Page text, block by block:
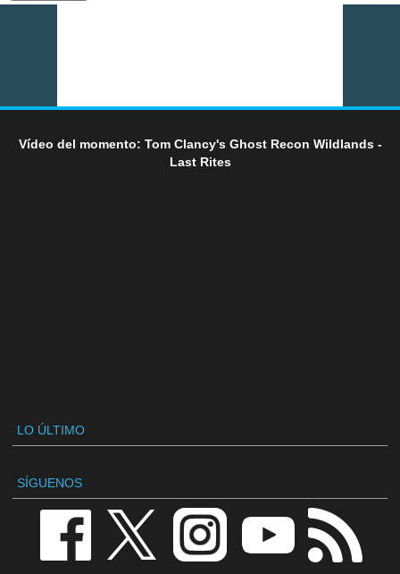
Vídeo del momento: Tom Clancy's Ghost Recon Wildlands -
Last Rites
LO ÚLTIMO
SÍGUENOS